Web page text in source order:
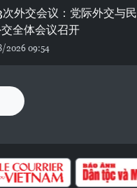
次外交会议：党际外交与民
全体会议召开
2026 09:54